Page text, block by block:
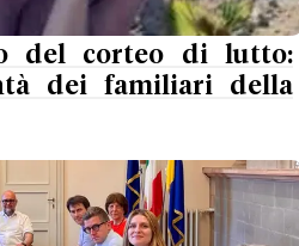
del corteo di lutto:
dei familiari della